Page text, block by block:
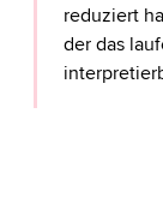
reduziert
der das